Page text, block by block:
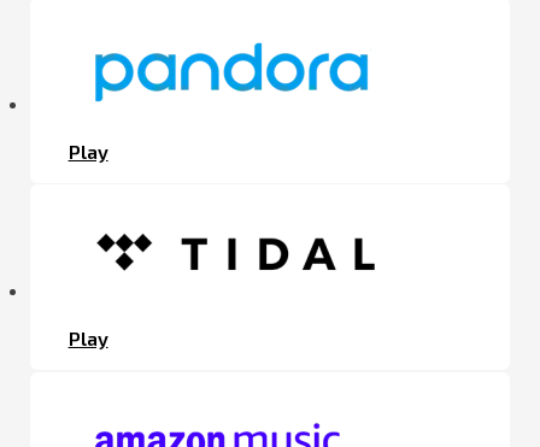
Play
Play